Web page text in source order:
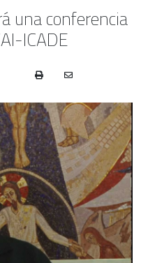
una conferencia
ICADE